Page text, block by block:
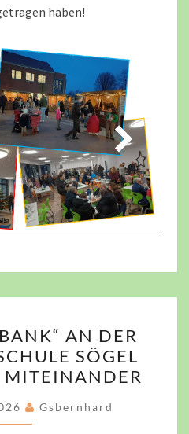
haben!
„WIR-
BANK“
AN
DER
BERNHARDSCHULE
AN DER
SÖGEL
MITEINANDER
Gsbernhard